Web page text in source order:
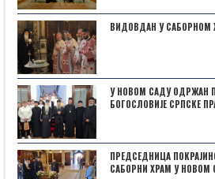
ВИДОВДАН У САБОРНОМ
У НОВОМ САДУ ОДРЖАН
БОГОСЛОВИЈЕ СРПСКЕ
ПРЕДСЕДНИЦА
САБОРНИ ХРАМ У НОВОМ